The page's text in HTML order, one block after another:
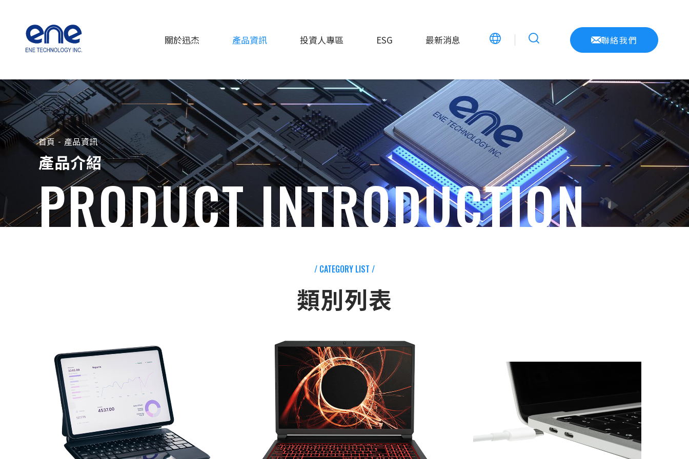
關於迅杰 產品資訊 投資人專區 ESG 最新消息 聯絡我們
首頁 產品資訊
產品介紹
PRODUCT INTRODUCTION
/ CATEGORY LIST /
類別列表